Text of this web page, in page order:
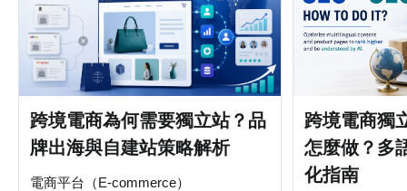
跨境電商為何需要獨立站？品
牌出海與自建站策略解析
電商平台（E-commerce）
跨境電商獨
怎麼做？多
化指南